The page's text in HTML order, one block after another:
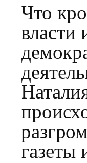
Что
власти
газеты